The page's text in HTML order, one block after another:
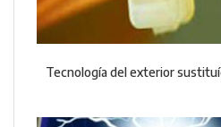
Tecnología del exterior